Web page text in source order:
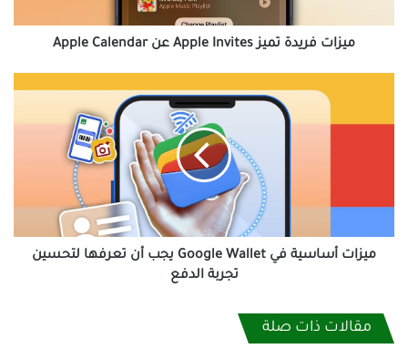
ميزات فريدة تميز Apple Invites عن Apple Calendar
تجربة
ميزات أساسية في Google Wallet يجب أن تعرفها لتحسين
تجربة الدفع
مقالات ذات صلة